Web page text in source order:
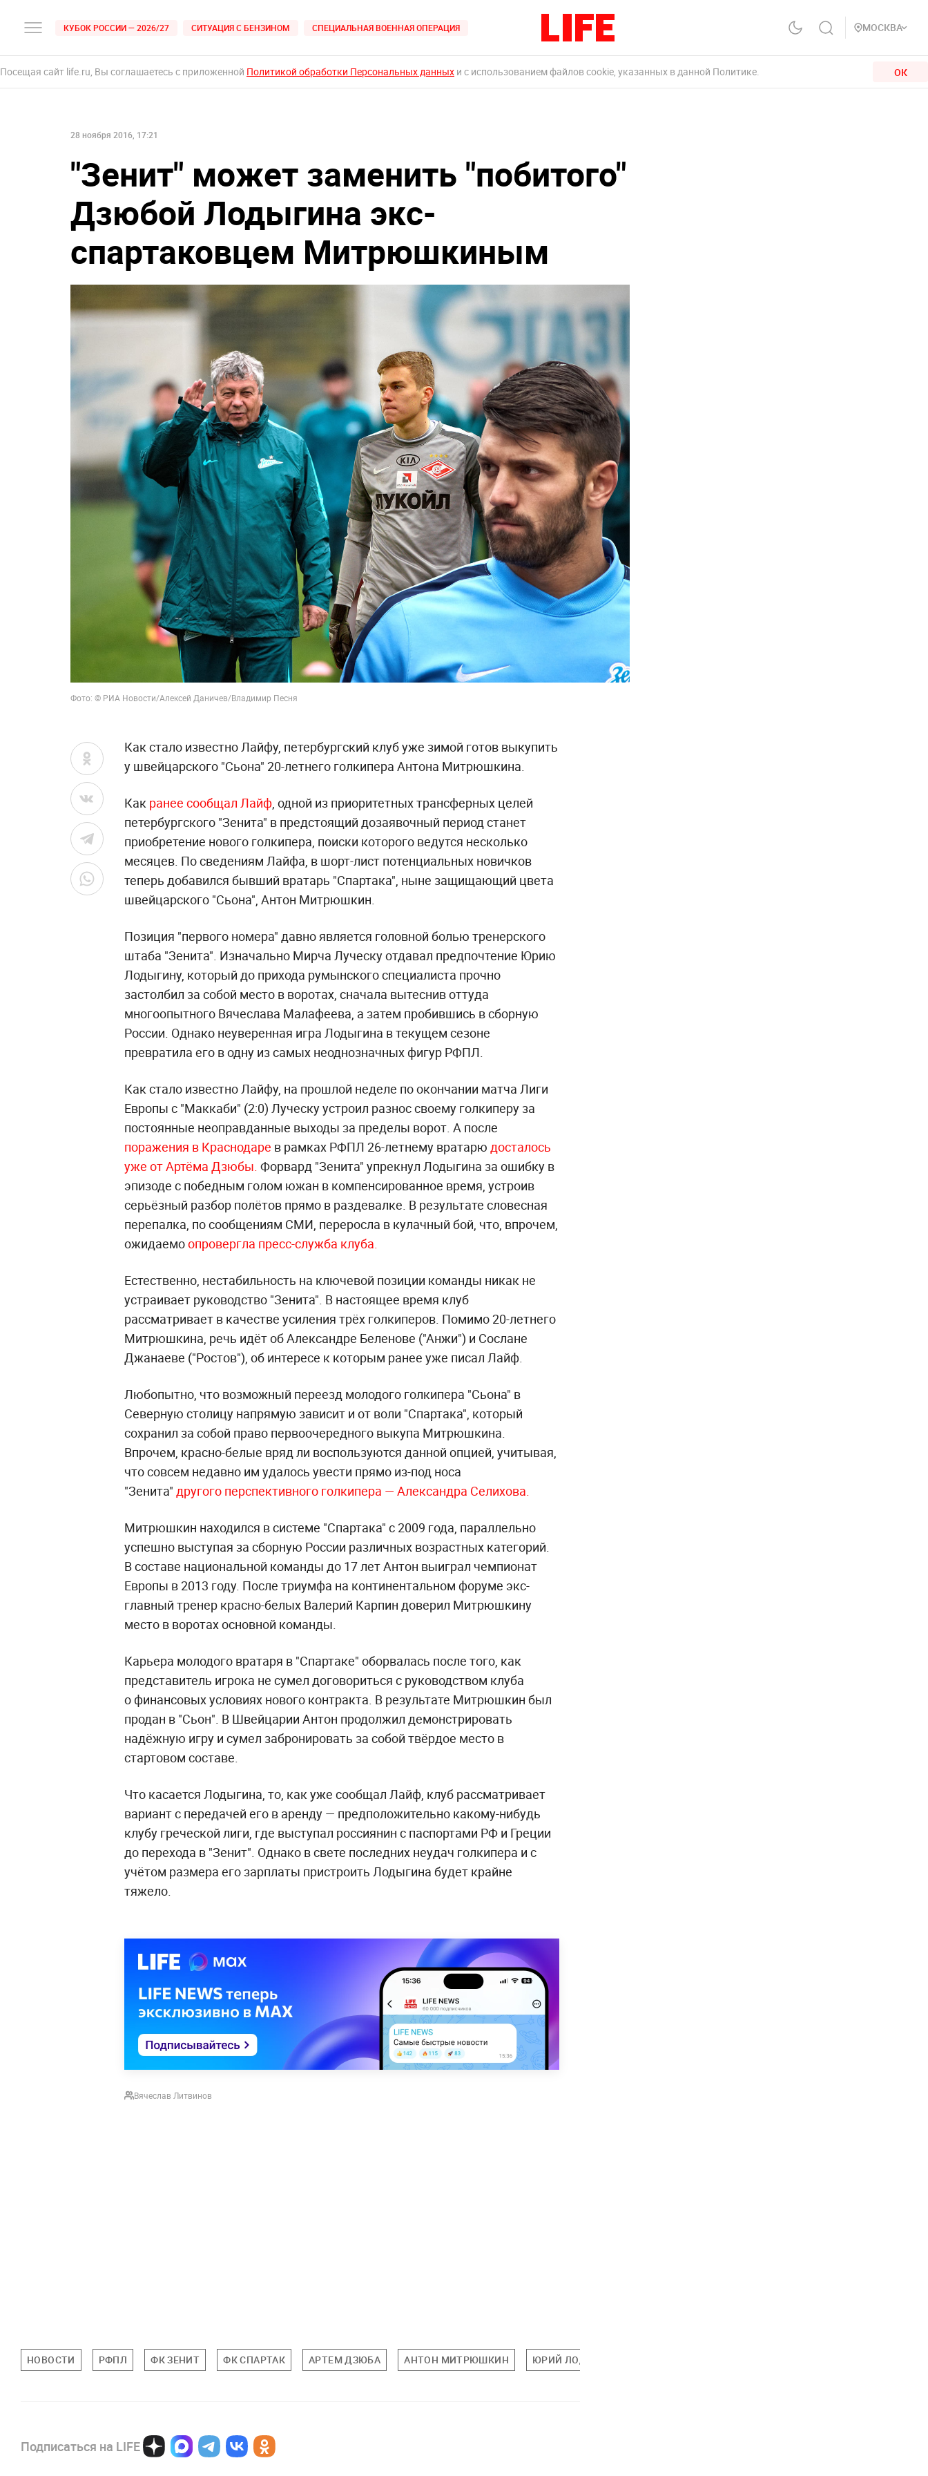
КУБОК РОССИИ — 2026/27 СИТУАЦИЯ С БЕНЗИНОМ СПЕЦИАЛЬНАЯ ВОЕННАЯ ОПЕРАЦИЯ МОСКВА
Посещая сайт life.ru, Вы соглашаетесь с приложенной Политикой обработки Персональных данных и с использованием файлов cookie, указанных в данной Политике. ОК
28 ноября 2016, 17:21
"Зенит" может заменить "побитого"
Дзюбой Лодыгина экс-
спартаковцем Митрюшкиным
Фото: © РИА Новости/Алексей Даничев/Владимир Песня
Как стало известно Лайфу, петербургский клуб уже зимой готов выкупить
у швейцарского "Сьона" 20-летнего голкипера Антона Митрюшкина.
Как ранее сообщал Лайф, одной из приоритетных трансферных целей
петербургского "Зенита" в предстоящий дозаявочный период станет
приобретение нового голкипера, поиски которого ведутся несколько
месяцев. По сведениям Лайфа, в шорт-лист потенциальных новичков
теперь добавился бывший вратарь "Спартака", ныне защищающий цвета
швейцарского "Сьона", Антон Митрюшкин.
Позиция "первого номера" давно является головной болью тренерского
штаба "Зенита". Изначально Мирча Луческу отдавал предпочтение Юрию
Лодыгину, который до прихода румынского специалиста прочно
застолбил за собой место в воротах, сначала вытеснив оттуда
многоопытного Вячеслава Малафеева, а затем пробившись в сборную
России. Однако неуверенная игра Лодыгина в текущем сезоне
превратила его в одну из самых неоднозначных фигур РФПЛ.
Как стало известно Лайфу, на прошлой неделе по окончании матча Лиги
Европы с "Маккаби" (2:0) Луческу устроил разнос своему голкиперу за
постоянные неоправданные выходы за пределы ворот. А после
поражения в Краснодаре в рамках РФПЛ 26-летнему вратарю досталось
уже от Артёма Дзюбы. Форвард "Зенита" упрекнул Лодыгина за ошибку в
эпизоде с победным голом южан в компенсированное время, устроив
серьёзный разбор полётов прямо в раздевалке. В результате словесная
перепалка, по сообщениям СМИ, переросла в кулачный бой, что, впрочем,
ожидаемоопровергла пресс-служба клуба.
Естественно, нестабильность на ключевой позиции команды никак не
устраивает руководство "Зенита". В настоящее время клуб
рассматривает в качестве усиления трёх голкиперов. Помимо 20-летнего
Митрюшкина, речь идёт об Александре Беленове ("Анжи") и Сослане
Джанаеве ("Ростов"), об интересе к которым ранее уже писал Лайф.
Любопытно, что возможный переезд молодого голкипера "Сьона" в
Северную столицу напрямую зависит и от воли "Спартака", который
сохранил за собой право первоочередного выкупа Митрюшкина.
Впрочем, красно-белые вряд ли воспользуются данной опцией, учитывая,
что совсем недавно им удалось увести прямо из-под носа
"Зенита" другого перспективного голкипера — Александра Селихова.
Митрюшкин находился в системе "Спартака" с 2009 года, параллельно
успешно выступая за сборную России различных возрастных категорий.
В составе национальной команды до 17 лет Антон выиграл чемпионат
Европы в 2013 году. После триумфа на континентальном форуме экс-
главный тренер красно-белых Валерий Карпин доверил Митрюшкину
место в воротах основной команды.
Карьера молодого вратаря в "Спартаке" оборвалась после того, как
представитель игрока не сумел договориться с руководством клуба
о финансовых условиях нового контракта. В результате Митрюшкин был
продан в "Сьон". В Швейцарии Антон продолжил демонстрировать
надёжную игру и сумел забронировать за собой твёрдое место в
стартовом составе.
Что касается Лодыгина, то, как уже сообщал Лайф, клуб рассматривает
вариант с передачей его в аренду — предположительно какому-нибудь
клубу греческой лиги, где выступал россиянин с паспортами РФ и Греции
до перехода в "Зенит". Однако в свете последних неудач голкипера и с
учётом размера его зарплаты пристроить Лодыгина будет крайне
тяжело.
Вячеслав Литвинов
НОВОСТИ РФПЛ ФК ЗЕНИТ ФК СПАРТАК АРТЕМ ДЗЮБА АНТОН МИТРЮШКИН ЮРИЙ ЛОДЫГИН
Подписаться на LIFE